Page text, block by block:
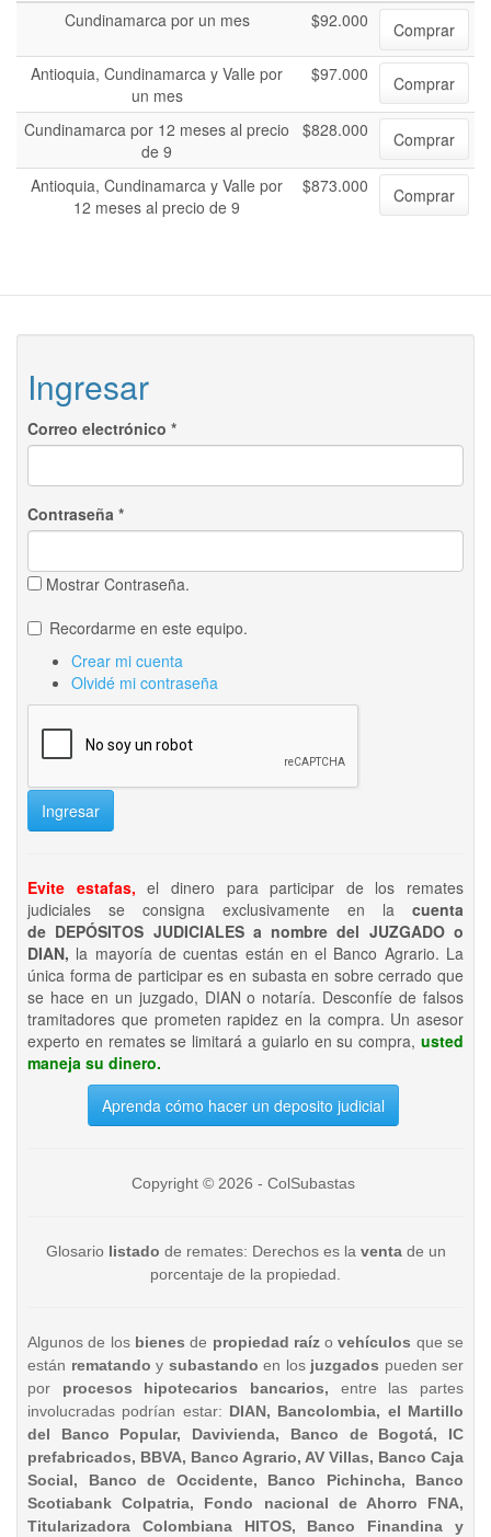
Cundinamarca por un mes
$92.000
Comprar
Antioquia, Cundinamarca y Valle por
un mes
$97.000 Comprar
Cundinamarca por 12 meses al precio
de 9
$828.000 Comprar
Antioquia, Cundinamarca y Valle por
12 meses al precio de 9
$873.000 Comprar
Ingresar
Correo electrónico *
Contraseña *
Mostrar Contraseña.
Recordarme en este equipo.
Crear mi cuenta
Olvidé mi contraseña
Ingresar
Evite estafas, el dinero para participar de los remates
judiciales se consigna exclusivamente en la cuenta
de DEPÓSITOS JUDICIALES a nombre del JUZGADO o
DIAN, la mayoría de cuentas están en el Banco Agrario. La
única forma de participar es en subasta en sobre cerrado que
se hace en un juzgado, DIAN o notaría. Desconfíe de falsos
tramitadores que prometen rapidez en la compra. Un asesor
experto en remates se limitará a guiarlo en su compra, usted
maneja su dinero.
Aprenda cómo hacer un deposito judicial
Copyright © 2026 - ColSubastas
Glosario listado de remates: Derechos es la ventade un
porcentaje de la propiedad.
Algunos de los bienesde propiedad raízo vehículos que se
están rematando y subastando en los juzgados pueden ser
por procesos hipotecarios bancarios, entre las partes
involucradas podrían estar: DIAN, Bancolombia, el Martillo
del Banco Popular, Davivienda, Banco de Bogotá, IC
prefabricados, BBVA, Banco Agrario, AV Villas, Banco Caja
Social, Banco de Occidente, Banco Pichincha, Banco
Scotiabank Colpatria, Fondo nacional de Ahorro FNA,
Titularizadora Colombiana HITOS, Banco Finandina y